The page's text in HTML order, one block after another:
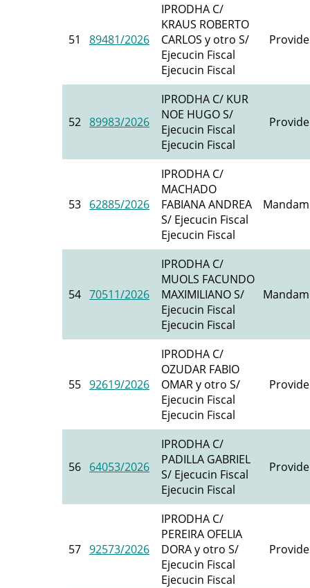
51 89481/2026
IPRODHA C/
KRAUS ROBERTO
CARLOS y otro S/
Ejecucin Fiscal
Ejecucin Fiscal
52 89983/2026
IPRODHA C/ KUR
NOE HUGO S/
Ejecucin Fiscal
Ejecucin Fiscal
53 62885/2026
IPRODHA C/
MACHADO
FABIANA ANDREA
S/ Ejecucin Fiscal
Ejecucin Fiscal
54 70511/2026
IPRODHA C/
MUOLS FACUNDO
MAXIMILIANO S/
Ejecucin Fiscal
Ejecucin Fiscal
55 92619/2026
IPRODHA C/
OZUDAR FABIO
OMAR y otro S/
Ejecucin Fiscal
Ejecucin Fiscal
56 64053/2026
IPRODHA C/
PADILLA GABRIEL
S/ Ejecucin Fiscal
Ejecucin Fiscal
57 92573/2026
IPRODHA C/
PEREIRA OFELIA
DORA y otro S/
Ejecucin Fiscal
Ejecucin Fiscal